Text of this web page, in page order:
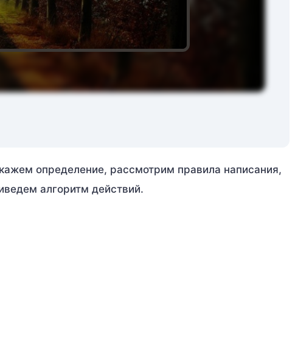
определение, рассмотрим правила написания,
алгоритм действий.